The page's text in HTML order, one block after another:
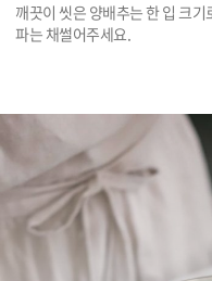
깨끗이 씻은 양배추는 한 입 크
파는 채썰어주세요.